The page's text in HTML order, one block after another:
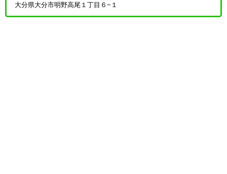
大分県大分市明野高尾１丁目６−１